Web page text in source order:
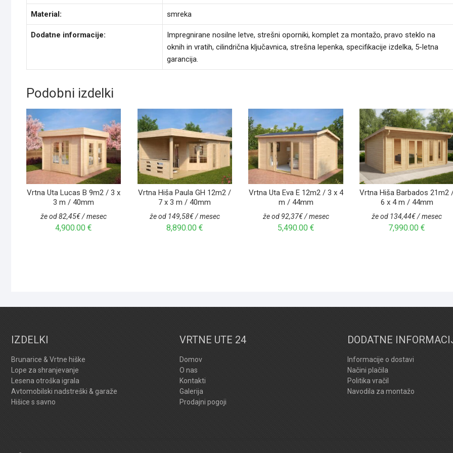
Material: smreka
Dodatne informacije:
Impregnirane nosilne letve, strešni oporniki, komplet za montažo, pravo steklo na
oknih in vratih, cilindrična ključavnica, strešna lepenka, specifikacije izdelka, 5-letna
garancija.
Podobni izdelki
Vrtna Uta Lucas B 9m2 / 3 x
3 m / 40mm
že od 82,45€ / mesec
4,900.00€
Vrtna Hiša Paula GH 12m2 /
7 x 3 m / 40mm
že od 149,58€ / mesec
8,890.00 €
Vrtna Uta Eva E 12m2 / 3 x 4
m / 44mm
že od 92,37€ / mesec
5,490.00 €
Vrtna Hiša Barbados 21m2
6 x 4 m / 44mm
že od 134,44€ / mesec
7,990.00€
IZDELKI
Brunarice & Vrtne hiške
Lope za shranjevanje
Lesena otroška igrala
Avtomobilski nadstreški & garaže
Hišice s savno
VRTNE UTE 24
Domov
O nas
Kontakti
Galerija
Prodajni pogoji
DODATNE
Informacije o dostavi
Načini plačila
Politika vračil
Navodila za montažo